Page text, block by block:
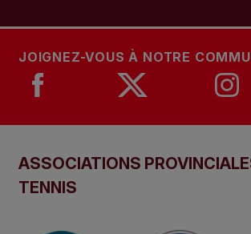
JOIGNEZ-VOUS À NOTRE
ASSOCIATIONS
TENNIS